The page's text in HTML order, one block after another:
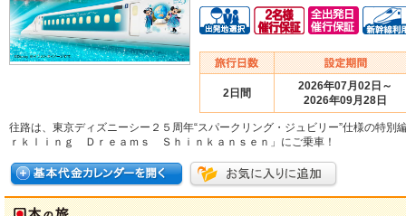
2日間
2026年07月02日～
2026年09月28日
往路は、東京ディズニーシー２５周年“スパークリング・ジュビリー”仕様の特別
ｒｋｌｉｎｇ Ｄｒｅａｍｓ Ｓｈｉｎｋａｎｓｅｎ」にご乗車！